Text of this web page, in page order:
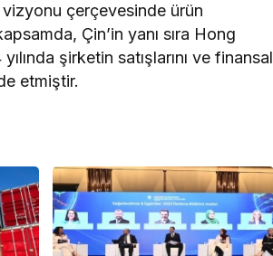
çerçevesinde ürün
Çin’in yanı sıra Hong
şirketin satışlarını ve finansal
etmiştir.